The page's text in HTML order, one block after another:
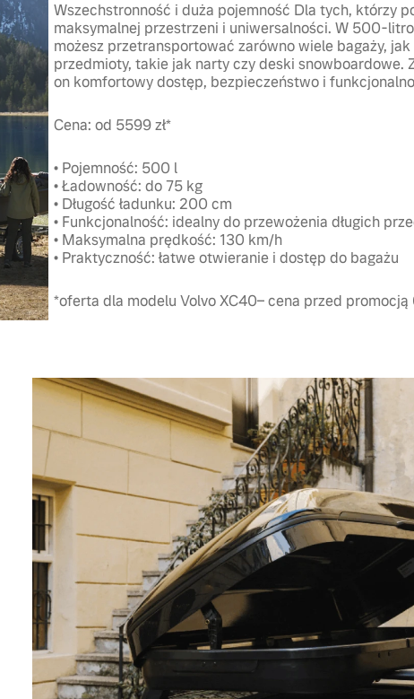
Wszechstronność i duża pojemność Dla tych, którzy
maksymalnej przestrzeni i uniwersalności. W 500-
możesz przetransportować zarówno wiele bagaży, jak
przedmioty, takie jak narty czy deski snowboardowe.
on komfortowy dostęp, bezpieczeństwo i
Cena: od 5599 zł*
• Pojemność: 500 l
• Ładowność: do 75 kg
• Długość ładunku: 200 cm
• Funkcjonalność: idealny do przewożenia długich
• Maksymalna prędkość: 130 km/h
• Praktyczność: łatwe otwieranie i dostęp do bagażu
*oferta dla modelu Volvo XC40– cena przed promocją